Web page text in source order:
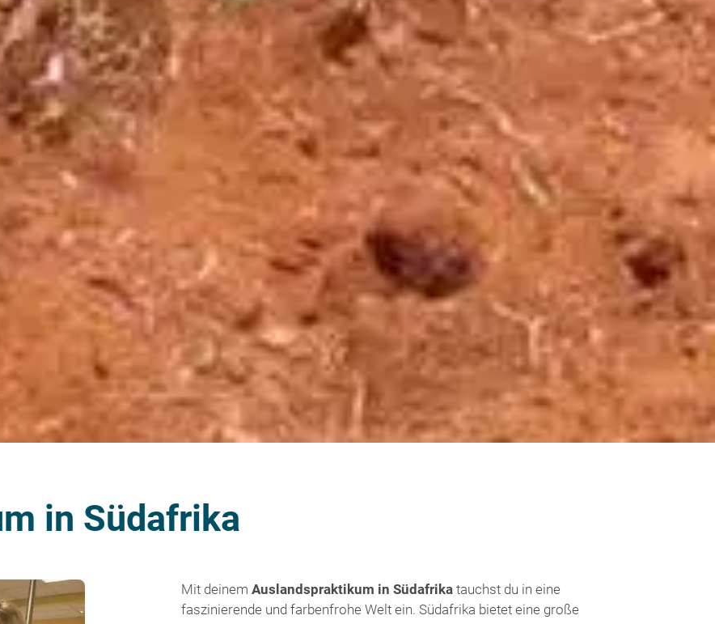
in Südafrika
Mit deinem Auslandspraktikum in Südafrika tauchst du in eine
faszinierende und farbenfrohe Welt ein. Südafrika bietet eine große